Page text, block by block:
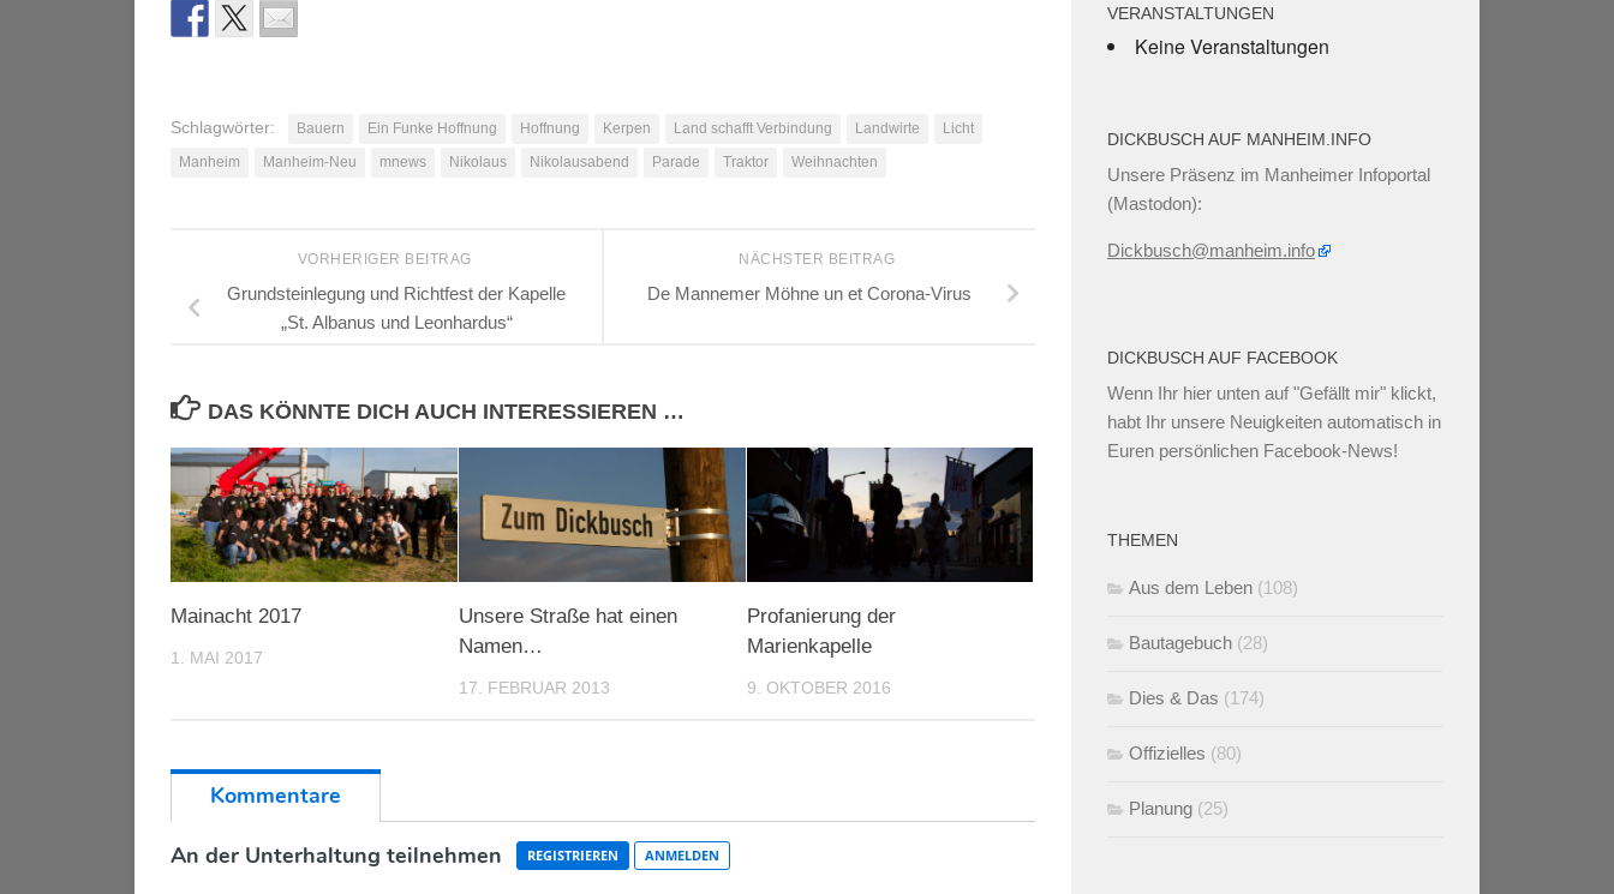
Schlagwörter: Bauern Ein Funke Hoffnung Hoffnung Kerpen Land schafft Verbindung Landwirte
Licht
Manheim
Manheim-Neu mnews Nikolaus Nikolausabend Parade Traktor Weihnachten
NÄCHSTER BEITRAG
De Mannemer Möhne un et Corona-Virus
VORHERIGER BEITRAG
Grundsteinlegung und Richtfest der Kapelle
„St. Albanus und Leonhardus“
DAS KÖNNTE DICH AUCH INTERESSIEREN …
Mainacht 2017
1. MAI 2017
Unsere Straße hat einen
Namen…
17. FEBRUAR 2013
Profanierung der
Marienkapelle
9. OKTOBER 2016
VERANSTALTUNGEN
Keine Veranstaltungen
DICKBUSCH AUF MANHEIM.INFO
Unsere Präsenz im Manheimer Infoportal
(Mastodon):
Dickbusch@manheim.info
DICKBUSCH AUF FACEBOOK
Wenn Ihr hier unten auf "Gefällt mir" klickt,
habt Ihr unsere Neuigkeiten automatisch in
Euren persönlichen Facebook-News!
THEMEN
Aus dem Leben (108)
Bautagebuch (28)
Dies & Das (174)
Offizielles (80)
Planung (25)